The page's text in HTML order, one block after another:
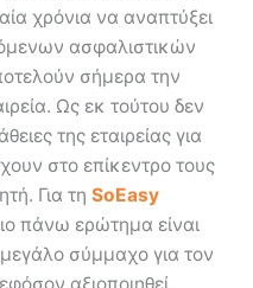
χρόνια να αναπτύξει
ασφαλιστικών
σήμερα την
Ως εκ τούτου δεν
της εταιρείας για
στο επίκεντρο τους
Για τη SoEasy
πάνω ερώτημα είναι
σύμμαχο για τον